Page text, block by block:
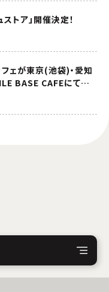
トア」開催決定！
ェが東京(池袋)・愛知
BASE CAFEにて開